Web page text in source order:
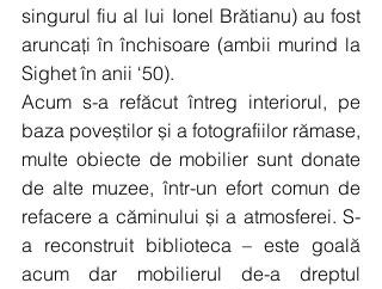
singurul fiu al lui Ionel Brătianu) au fost
aruncați în închisoare (ambii murind la
Sighet în anii ‘50).
Acum s-a refăcut întreg interiorul, pe
baza poveștilor și a fotografiilor rămase,
multe obiecte de mobilier sunt donate
de alte muzee, într-un efort comun de
refacere a căminului și a atmosferei. S-
a reconstruit biblioteca – este goală
acum dar mobilierul de-a dreptul